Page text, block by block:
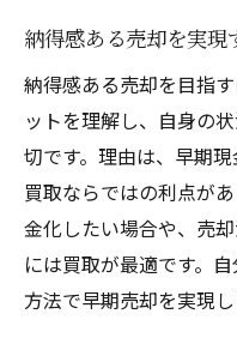
納得感ある売却を実現
納得感ある売却を目指
ットを理解し、自身の
切です。理由は、早期
買取ならではの利点が
金化したい場合や、売
には買取が最適です。
方法で早期売却を実現し